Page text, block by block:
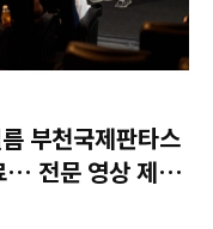
부천국제판타스